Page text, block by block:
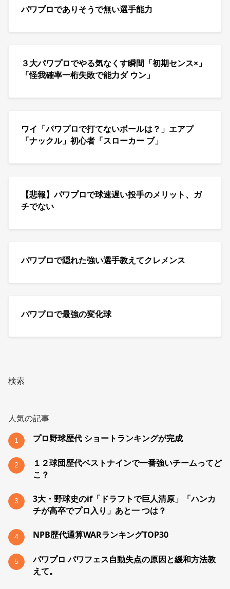
パワプロでありそうで無い選手能力
３大パワプロでやる気なくす瞬間「初期センス×」
「怪我確率一桁失敗で能力ダ ウン」
ワイ「パワプロで打てないボールは？」エアプ
「ナックル」初心者「スローカー ブ」
【悲報】パワプロで球速遅い投手のメリット、ガ
チでない
パワプロで隠れた強い選手教えてクレメンス
パワプロで最強の変化球
検索
人気の記事
1 プロ野球歴代 ショートランキングが完成
2
１２球団歴代ベストナインで一番強いチームってど
こ？
3
3大・野球史のif「ドラフトで巨人清原」「ハンカ
チが高卒でプロ入り」あと一 つは？
4 NPB歴代通算WARランキングTOP30
5
パワプロ パワフェス自動失点の原因と緩和方法教
えて。